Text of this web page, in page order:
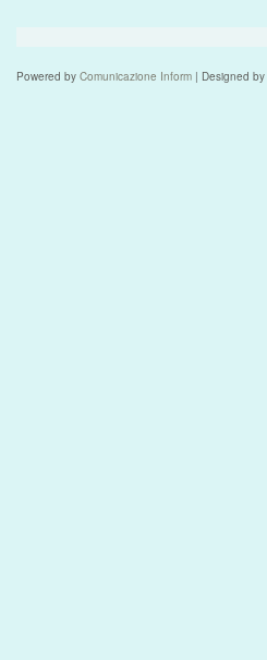
Powered by Comunicazione Inform | Designed by